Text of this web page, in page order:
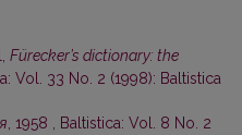
Fürecker’s dictionary: the
Vol. 33 No. 2 (1998): Baltistica
, 1958 , Baltistica: Vol. 8 No. 2